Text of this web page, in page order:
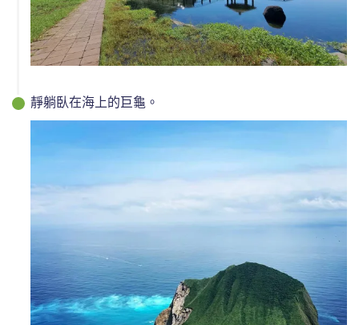
靜躺臥在海上的巨龜。